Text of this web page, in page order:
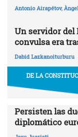
Antonio Airapétov,
Un servidor del
convulsa era
Dabid Lazkanoiturburu
DE LA
Persisten las
diplomático